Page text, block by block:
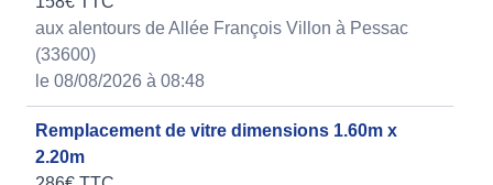
aux alentours de Allée François Villon à Pessac
(33600)
le 08/08/2026 à 08:48
Remplacement de vitre dimensions 1.60m x
2.20m